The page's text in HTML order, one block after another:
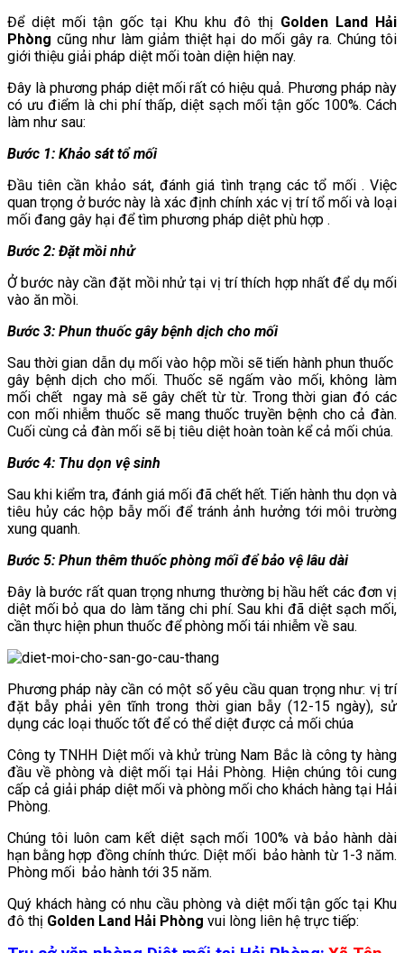
Để diệt mối tận gốc tại Khu khu đô thị Golden Land Hải
Phòng cũng như làm giảm thiệt hại do mối gây ra. Chúng tôi
giới thiệu giải pháp diệt mối toàn diện hiện nay.
Đây là phương pháp diệt mối rất có hiệu quả. Phương pháp này
có ưu điểm là chi phí thấp, diệt sạch mối tận gốc 100%. Cách
làm như sau:
Bước 1: Khảo sát tổ mối
Đầu tiên cần khảo sát, đánh giá tình trạng các tổ mối . Việc
quan trọng ở bước này là xác định chính xác vị trí tổ mối và loại
mối đang gây hại để tìm phương pháp diệt phù hợp .
Bước 2: Đặt mồi nhử
Ở bước này cần đặt mồi nhử tại vị trí thích hợp nhất để dụ mối
vào ăn mồi.
Bước 3: Phun thuốc gây bệnh dịch cho mối
Sau thời gian dẫn dụ mối vào hộp mồi sẽ tiến hành phun thuốc
gây bệnh dịch cho mối. Thuốc sẽ ngấm vào mối, không làm
mối chết ngay mà sẽ gây chết từ từ. Trong thời gian đó các
con mối nhiễm thuốc sẽ mang thuốc truyền bệnh cho cả đàn.
Cuối cùng cả đàn mối sẽ bị tiêu diệt hoàn toàn kể cả mối chúa.
Bước 4: Thu dọn vệ sinh
Sau khi kiểm tra, đánh giá mối đã chết hết. Tiến hành thu dọn và
tiêu hủy các hộp bẫy mối để tránh ảnh hưởng tới môi trường
xung quanh.
Bước 5: Phun thêm thuốc phòng mối để bảo vệ lâu dài
Đây là bước rất quan trọng nhưng thường bị hầu hết các đơn vị
diệt mối bỏ qua do làm tăng chi phí. Sau khi đã diệt sạch mối,
cần thực hiện phun thuốc để phòng mối tái nhiễm về sau.
Phương pháp này cần có một số yêu cầu quan trọng như: vị trí
đặt bẫy phải yên tĩnh trong thời gian bẫy (12-15 ngày), sử
dụng các loại thuốc tốt để có thể diệt được cả mối chúa
Công ty TNHH Diệt mối và khử trùng Nam Bắc là công ty hàng
đầu về phòng và diệt mối tại Hải Phòng. Hiện chúng tôi cung
cấp cả giải pháp diệt mối và phòng mối cho khách hàng tại Hải
Phòng.
Chúng tôi luôn cam kết diệt sạch mối 100% và bảo hành dài
hạn bằng hợp đồng chính thức. Diệt mối bảo hành từ 1-3 năm.
Phòng mối bảo hành tới 35 năm.
Quý khách hàng có nhu cầu phòng và diệt mối tận gốc tại Khu
đô thị Golden Land Hải Phòng vui lòng liên hệ trực tiếp: